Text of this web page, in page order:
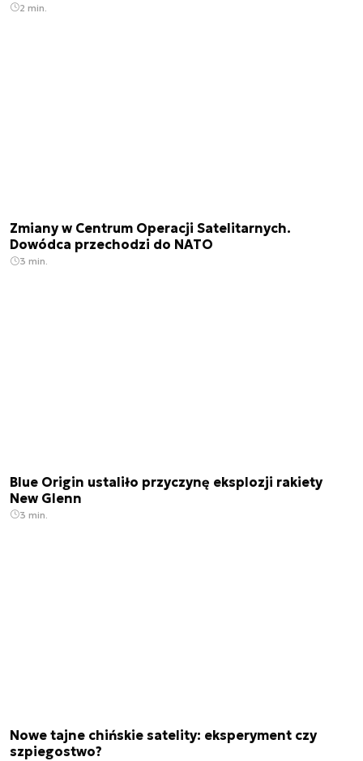
2 min.
Zmiany w Centrum Operacji Satelitarnych.
Dowódca przechodzi do NATO
3 min.
Blue Origin ustaliło przyczynę eksplozji rakiety
New Glenn
3 min.
Nowe tajne chińskie satelity: eksperyment czy
szpiegostwo?